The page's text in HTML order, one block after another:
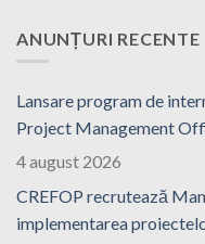
ANUNȚURI RECENTE
Lansare program de
Project Management
4 august 2026
CREFOP recrutează
implementarea